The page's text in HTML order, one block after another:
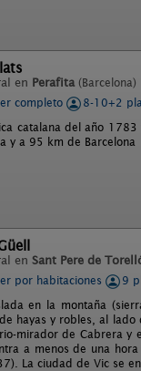
en Perafita (Barcelona)
completo
8-10+2
catalana del año
y a 95 km de Barcelona
en Sant Pere de
por habitaciones
9
en la montaña
hayas y robles, al lado
mirador de Cabrera y
a menos de una
La ciudad de Vic se